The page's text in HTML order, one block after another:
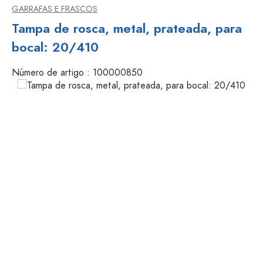
GARRAFAS E FRASCOS
Tampa de rosca, metal, prateada, para
bocal: 20/410
Número de artigo : 100000850